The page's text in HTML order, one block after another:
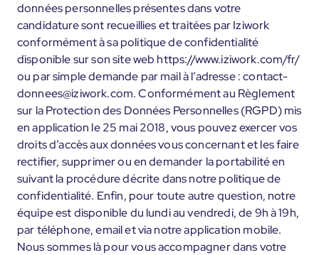
données personnelles présentes dans votre
candidature sont recueillies et traitées par Iziwork
conformément à sa politique de confidentialité
disponible sur son site web https://www.iziwork.com/fr/
ou par simple demande par mail à l’adresse : contact-
donnees@iziwork.com. Conformément au Règlement
sur la Protection des Données Personnelles (RGPD) mis
en application le 25 mai 2018, vous pouvez exercer vos
droits d’accès aux données vous concernant et les faire
rectifier, supprimer ou en demander la portabilité en
suivant la procédure décrite dans notre politique de
confidentialité. Enfin, pour toute autre question, notre
équipe est disponible du lundi au vendredi, de 9h à 19h,
par téléphone, email et via notre application mobile.
Nous sommes là pour vous accompagner dans votre